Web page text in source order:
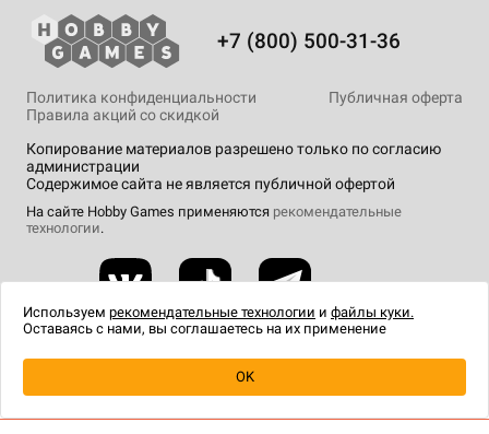
Уведомить о наличии
+7 (800) 500-31-36
Копирование материалов разрешено только по согласию
администрации
Содержимое сайта не является публичной офертой
Политика конфиденциальности
Публичная оферта
Правила акций со скидкой
На сайте Hobby Games применяются рекомендательные
технологии.
Используем рекомендательные технологии и файлы куки.
Оставаясь с нами, вы соглашаетесь на их применение
OK